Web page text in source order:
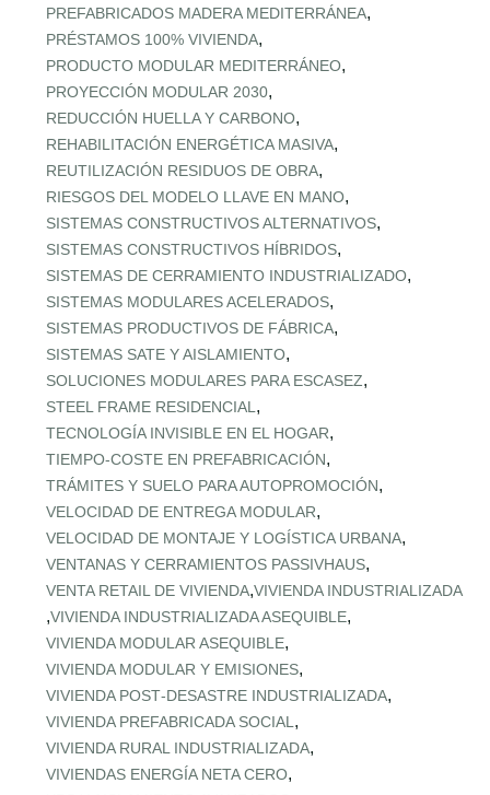
PREFABRICADOS MADERA MEDITERRÁNEA,
PRÉSTAMOS 100% VIVIENDA,
PRODUCTO MODULAR MEDITERRÁNEO,
PROYECCIÓN MODULAR 2030,
REDUCCIÓN HUELLA Y CARBONO,
REHABILITACIÓN ENERGÉTICA MASIVA,
REUTILIZACIÓN RESIDUOS DE OBRA,
RIESGOS DEL MODELO LLAVE EN MANO,
SISTEMAS CONSTRUCTIVOS ALTERNATIVOS,
SISTEMAS CONSTRUCTIVOS HÍBRIDOS,
SISTEMAS DE CERRAMIENTO INDUSTRIALIZADO,
SISTEMAS MODULARES ACELERADOS,
SISTEMAS PRODUCTIVOS DE FÁBRICA,
SISTEMAS SATE Y AISLAMIENTO,
SOLUCIONES MODULARES PARA ESCASEZ,
STEEL FRAME RESIDENCIAL ,
TECNOLOGÍA INVISIBLE EN EL HOGAR,
TIEMPO‑COSTE EN PREFABRICACIÓN,
TRÁMITES Y SUELO PARA AUTOPROMOCIÓN,
VELOCIDAD DE ENTREGA MODULAR,
VELOCIDAD DE MONTAJE Y LOGÍSTICA URBANA,
VENTANAS Y CERRAMIENTOS PASSIVHAUS,
VENTA RETAIL DE VIVIENDA,VIVIENDA INDUSTRIALIZADA
,VIVIENDA INDUSTRIALIZADA ASEQUIBLE,
VIVIENDA MODULAR ASEQUIBLE,
VIVIENDA MODULAR Y EMISIONES,
VIVIENDA POST‑DESASTRE INDUSTRIALIZADA,
VIVIENDA PREFABRICADA SOCIAL ,
VIVIENDA RURAL INDUSTRIALIZADA,
VIVIENDAS ENERGÍA NETA CERO,